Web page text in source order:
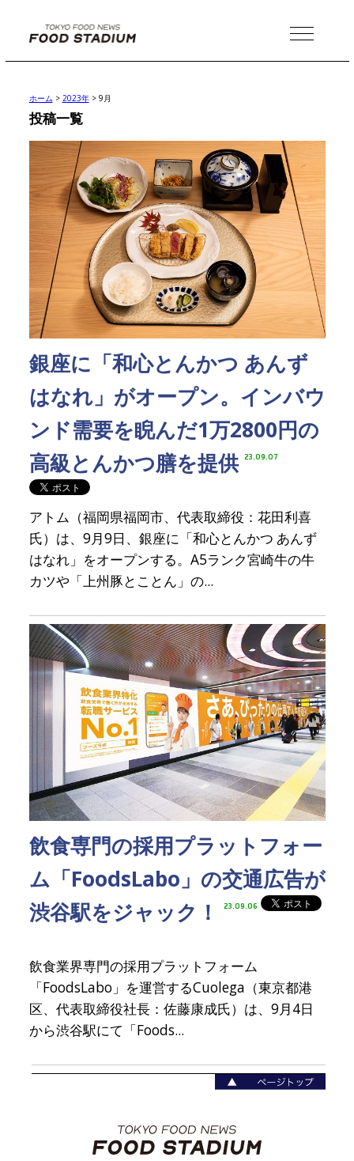
MENU
ホーム > 2023年> 9月
投稿一覧
銀座に「和心とんかつ あんず
はなれ」がオープン。インバウ
ンド需要を睨んだ1万2800円の
高級とんかつ膳を提供 23.09.07
アトム（福岡県福岡市、代表取締役：花田利喜
氏）は、9月9日、銀座に「和心とんかつ あんず
はなれ」をオープンする。A5ランク宮崎牛の牛
カツや「上州豚とことん」の...
飲食専門の採用プラットフォー
ム「FoodsLabo」の交通広告が
渋谷駅をジャック！
23.09.06
飲食業界専門の採用プラットフォーム
「FoodsLabo」を運営するCuolega（東京都港
区、代表取締役社長：佐藤康成氏）は、9月4日
から渋谷駅にて「Foods...